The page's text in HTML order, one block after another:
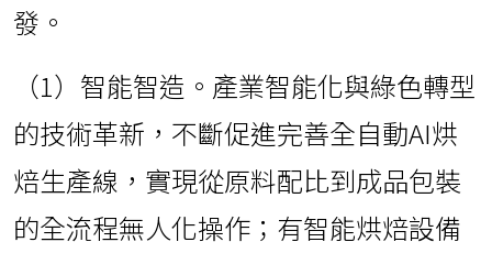
發。
（1）智能智造。產業智能化與綠色轉型
的技術革新，不斷促進完善全自動AI烘
焙生產線，實現從原料配比到成品包裝
的全流程無人化操作；有智能烘焙設備